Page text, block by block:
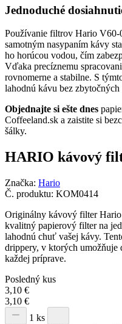
Jednoduché
Používanie filtrov Hario V60-
samotným nasypaním kávy
ho horúcou vodou, čím
Vďaka precíznemu
rovnomerne a stabilne. S
lahodnú kávu bez zbytočných
Objednajte si ešte dnes
Coffeeland.sk a zaistite si
šálky.
HARIO kávový
Značka: Hario
Č. produktu: KOM0414
Originálny kávový filter
kvalitný papierový filter na
lahodnú chuť vašej kávy.
drippery, v ktorých
každej príprave.
Posledný kus
3,10 €
3,10 €
1 ks